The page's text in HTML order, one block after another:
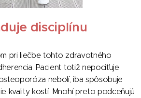
disciplínu
pri liečbe tohto zdravotného
Pacient totiž nepociťuje
nebolí, iba spôsobuje
kvality kostí. Mnohí preto podceňujú